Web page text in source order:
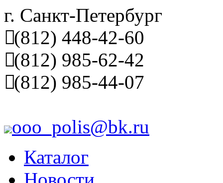
г. Санкт-Петербург
(812) 448-42-60
(812) 985-62-42
(812) 985-44-07
ooo_polis@bk.ru
Каталог